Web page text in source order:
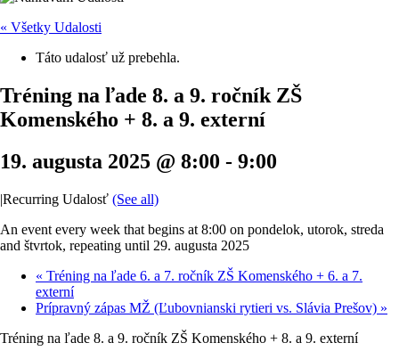
« Všetky Udalosti
Táto udalosť už prebehla.
Tréning na ľade 8. a 9. ročník ZŠ
Komenského + 8. a 9. externí
19. augusta 2025 @ 8:00 - 9:00
|Recurring Udalosť (See all)
An event every week that begins at 8:00 on pondelok, utorok, streda
and štvrtok, repeating until 29. augusta 2025
« Tréning na ľade 6. a 7. ročník ZŠ Komenského + 6. a 7.
externí
Prípravný zápas MŽ (Ľubovnianski rytieri vs. Slávia Prešov) »
Tréning na ľade 8. a 9. ročník ZŠ Komenského + 8. a 9. externí